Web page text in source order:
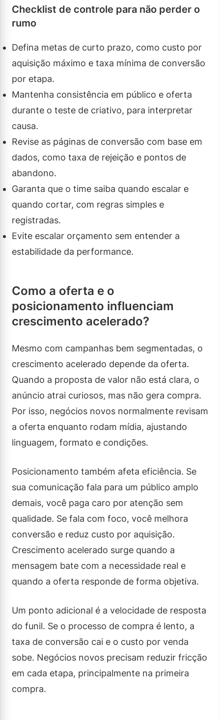
Checklist de controle para não perder o
rumo
Defina metas de curto prazo, como custo por
aquisição máximo e taxa mínima de conversão
por etapa.
Mantenha consistência em público e oferta
durante o teste de criativo, para interpretar
causa.
Revise as páginas de conversão com base em
dados, como taxa de rejeição e pontos de
abandono.
Garanta que o time saiba quando escalar e
quando cortar, com regras simples e
registradas.
Evite escalar orçamento sem entender a
estabilidade da performance.
Como a oferta e o
posicionamento influenciam
crescimento acelerado?
Mesmo com campanhas bem segmentadas, o
crescimento acelerado depende da oferta.
Quando a proposta de valor não está clara, o
anúncio atrai curiosos, mas não gera compra.
Por isso, negócios novos normalmente revisam
a oferta enquanto rodam mídia, ajustando
linguagem, formato e condições.
Posicionamento também afeta eficiência. Se
sua comunicação fala para um público amplo
demais, você paga caro por atenção sem
qualidade. Se fala com foco, você melhora
conversão e reduz custo por aquisição.
Crescimento acelerado surge quando a
mensagem bate com a necessidade real e
quando a oferta responde de forma objetiva.
Um ponto adicional é a velocidade de resposta
do funil. Se o processo de compra é lento, a
taxa de conversão cai e o custo por venda
sobe. Negócios novos precisam reduzir fricção
em cada etapa, principalmente na primeira
compra.